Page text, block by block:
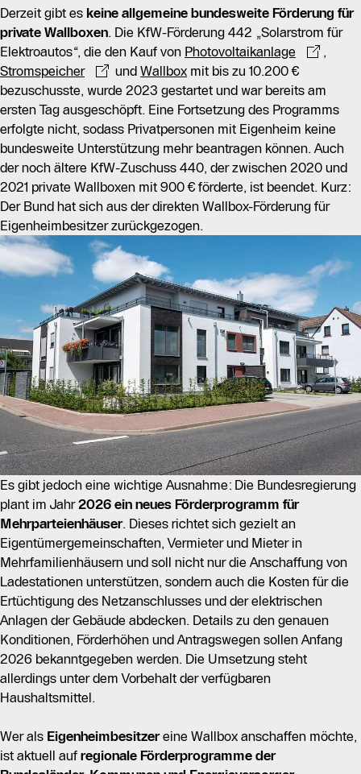
Absetzbarkeit von Installationskosten und der THG-
Prämie. Elektrofahrzeuge sind bis 2035 von der Kfz-
Steuer befreit, was erhebliche Einsparungen mit sich
bringt. Auch die Dienstwagenbesteuerung ist für
Elektrofahrzeuge günstiger.
Die Investition in eine Wallbox kann sich auch ohne
Förderung schnell amortisieren, insbesondere durch die
Nutzung von dynamischen Stromtarifen und
Solarstrom. Die Kombination aus intelligentem
Energiemanagement und Fördermöglichkeiten macht
die Anschaffung einer Wallbox wirtschaftlich attraktiv.
Derzeit gibt es keine allgemeine bundesweite Förderung für
private Wallboxen. Die KfW-Förderung 442 „Solarstrom für
Elektroautos“, die den Kauf von Photovoltaikanlage
,
Stromspeicher
und Wallbox mit bis zu 10.200 €
bezuschusste, wurde 2023 gestartet und war bereits am
ersten Tag ausgeschöpft. Eine Fortsetzung des Programms
erfolgte nicht, sodass Privatpersonen mit Eigenheim keine
bundesweite Unterstützung mehr beantragen können. Auch
der noch ältere KfW-Zuschuss 440, der zwischen 2020 und
2021 private Wallboxen mit 900 € förderte, ist beendet. Kurz:
Der Bund hat sich aus der direkten Wallbox-Förderung für
Eigenheimbesitzer zurückgezogen.
Es gibt jedoch eine wichtige Ausnahme: Die Bundesregierung
plant im Jahr2026 ein neues Förderprogramm für
Mehrparteienhäuser. Dieses richtet sich gezielt an
Eigentümergemeinschaften, Vermieter und Mieter in
Mehrfamilienhäusern und soll nicht nur die Anschaffung von
Ladestationen unterstützen, sondern auch die Kosten für die
Ertüchtigung des Netzanschlusses und der elektrischen
Anlagen der Gebäude abdecken. Details zu den genauen
Konditionen, Förderhöhen und Antragswegen sollen Anfang
2026 bekanntgegeben werden. Die Umsetzung steht
allerdings unter dem Vorbehalt der verfügbaren
Haushaltsmittel.
Wer als Eigenheimbesitzereine Wallbox anschaffen möchte,
ist aktuell auf regionale Förderprogramme der